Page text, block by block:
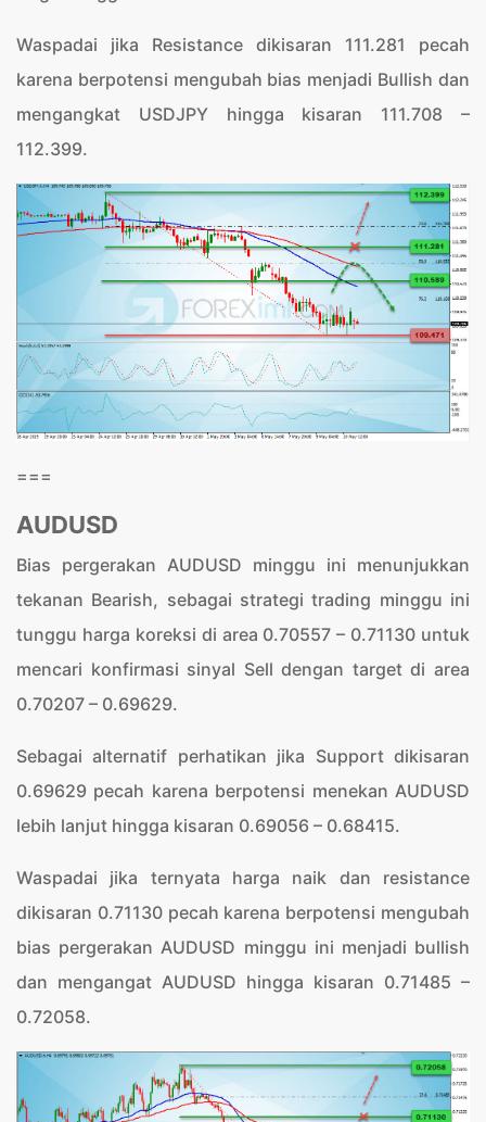
Waspadai jika Resistance dikisaran 111.281 pecah
karena berpotensi mengubah bias menjadi Bullish dan
mengangkat USDJPY hingga kisaran 111.708 –
112.399.
===
AUDUSD
Bias pergerakan AUDUSD minggu ini menunjukkan
tekanan Bearish, sebagai strategi trading minggu ini
tunggu harga koreksi di area 0.70557 – 0.71130 untuk
mencari konfirmasi sinyal Sell dengan target di area
0.70207 – 0.69629.
Sebagai alternatif perhatikan jika Support dikisaran
0.69629 pecah karena berpotensi menekan AUDUSD
lebih lanjut hingga kisaran 0.69056 – 0.68415.
Waspadai jika ternyata harga naik dan resistance
dikisaran 0.71130 pecah karena berpotensi mengubah
bias pergerakan AUDUSD minggu ini menjadi bullish
dan mengangat AUDUSD hingga kisaran 0.71485 –
0.72058.